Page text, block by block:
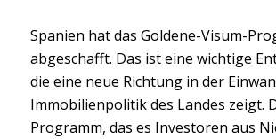
Spanien hat das Goldene-Visum-
abgeschafft. Das ist eine wichtige
die eine neue Richtung in der
Immobilienpolitik des Landes zeigt.
Programm, das es Investoren aus